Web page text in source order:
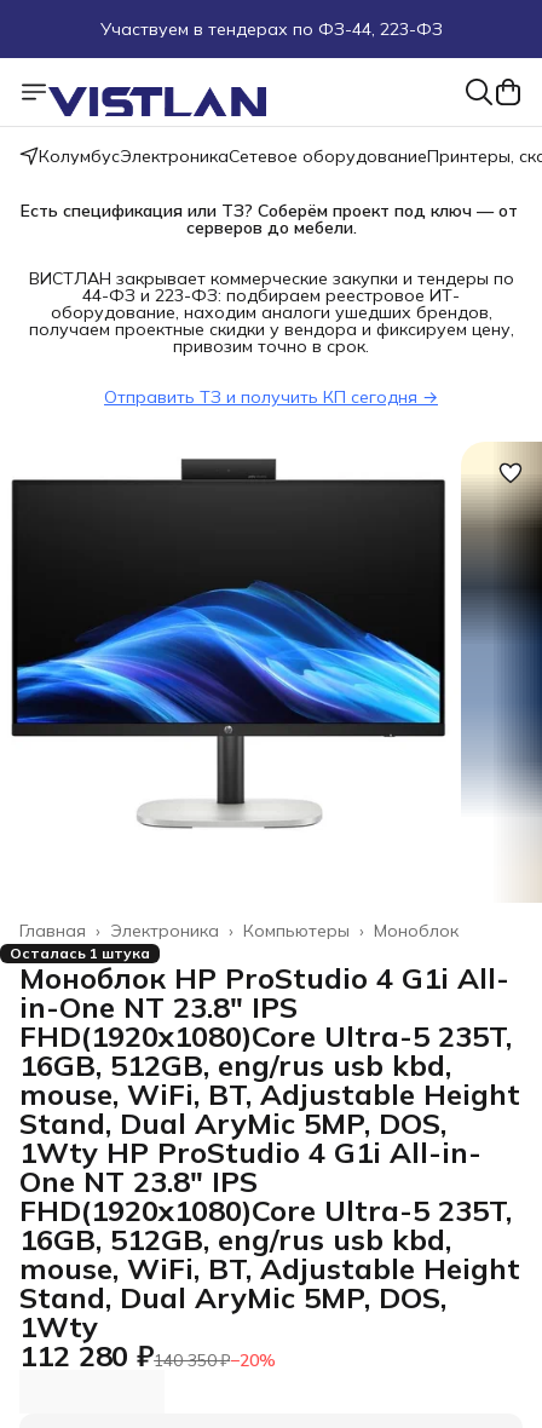
Участвуем в тендерах по ФЗ-44, 223-ФЗ
КолумбусЭлектроникаСетевое оборудованиеПринтеры,
Есть спецификация или ТЗ? Соберём проект под ключ — от
серверов до мебели.
ВИСТЛАН закрывает коммерческие закупки и тендеры по
44-ФЗ и 223-ФЗ: подбираем реестровое ИТ-
оборудование, находим аналоги ушедших брендов,
получаем проектные скидки у вендора и фиксируем цену,
привозим точно в срок.
Отправить ТЗ и получить КП сегодня →
Моноблок
Компьютеры ›
Электроника ›
Главная ›
Осталась 1 штука
Моноблок HP ProStudio 4 G1i All-
in-One NT 23.8" IPS
FHD(1920x1080)Core Ultra-5 235T,
16GB, 512GB, eng/rus usb kbd,
mouse, WiFi, BT, Adjustable Height
Stand, Dual AryMic 5MP, DOS,
1Wty HP ProStudio 4 G1i All-in-
One NT 23.8" IPS
FHD(1920x1080)Core Ultra-5 235T,
16GB, 512GB, eng/rus usb kbd,
mouse, WiFi, BT, Adjustable Height
Stand, Dual AryMic 5MP, DOS,
1Wty
112 280 ₽140 350 ₽−20%